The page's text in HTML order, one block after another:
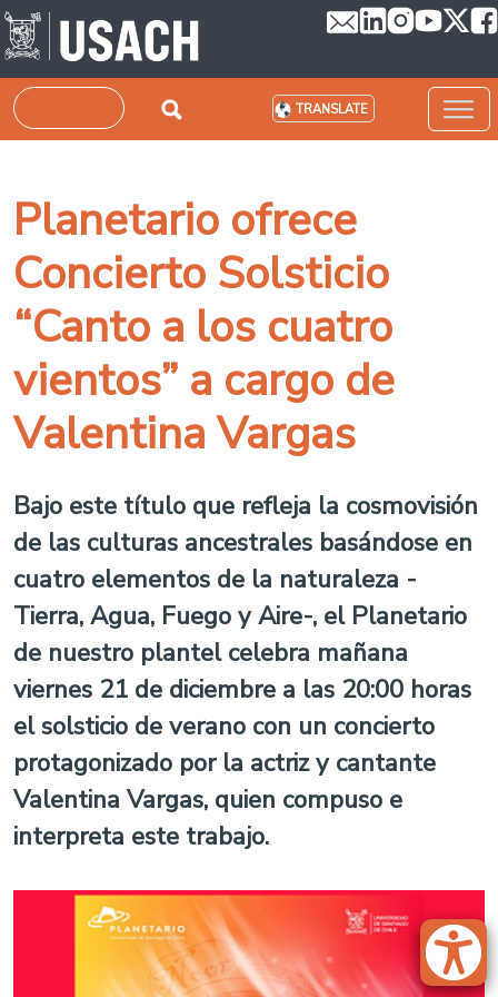
Skip to main content
Search TRANSLATE
Planetario ofrece
Concierto Solsticio
“Canto a los cuatro
vientos” a cargo de
Valentina Vargas
Bajo este título que refleja la cosmovisión
de las culturas ancestrales basándose en
cuatro elementos de la naturaleza -
Tierra, Agua, Fuego y Aire-, el Planetario
de nuestro plantel celebra mañana
viernes 21 de diciembre a las 20:00 horas
el solsticio de verano con un concierto
protagonizado por la actriz y cantante
Valentina Vargas, quien compuso e
interpreta este trabajo.